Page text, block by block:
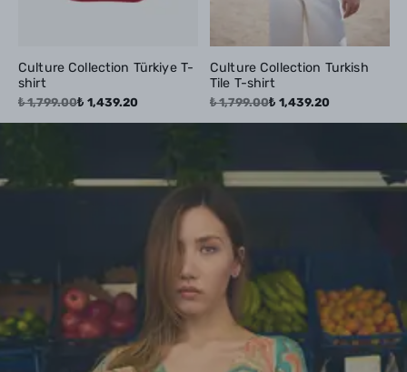
Culture Collection Türkiye T-
shirt
₺ 1,799.00₺ 1,439.20
Culture Collection Turkish
Tile T-shirt
₺ 1,799.00₺ 1,439.20